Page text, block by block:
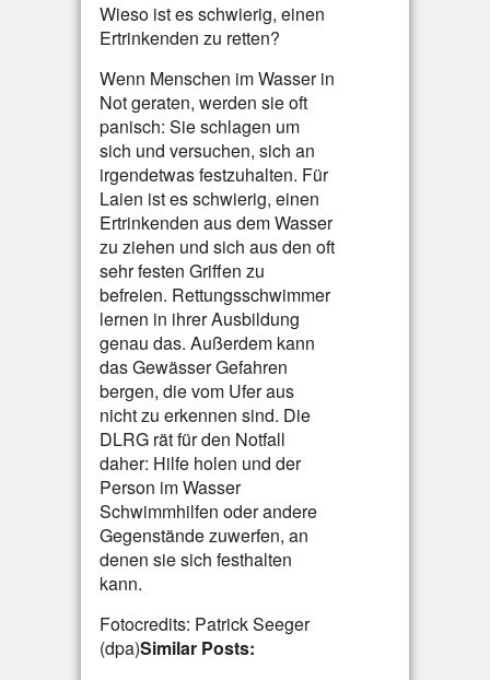
Wieso ist es schwierig, einen
Ertrinkenden zu retten?
Wenn Menschen im Wasser in
Not geraten, werden sie oft
panisch: Sie schlagen um
sich und versuchen, sich an
irgendetwas festzuhalten. Für
Laien ist es schwierig, einen
Ertrinkenden aus dem Wasser
zu ziehen und sich aus den oft
sehr festen Griffen zu
befreien. Rettungsschwimmer
lernen in ihrer Ausbildung
genau das. Außerdem kann
das Gewässer Gefahren
bergen, die vom Ufer aus
nicht zu erkennen sind. Die
DLRG rät für den Notfall
daher: Hilfe holen und der
Person im Wasser
Schwimmhilfen oder andere
Gegenstände zuwerfen, an
denen sie sich festhalten
kann.
Fotocredits: Patrick Seeger
(dpa)Similar Posts: